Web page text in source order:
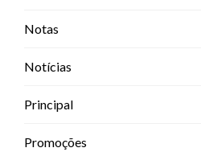
Notas
Notícias
Principal
Promoções